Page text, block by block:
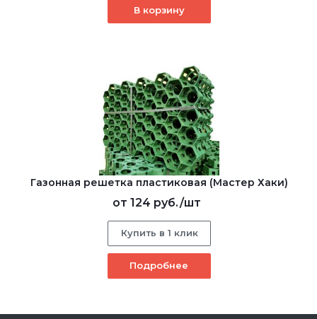
В корзину
Газонная решетка пластиковая (Мастер Хаки)
от 124 руб./шт
Купить в 1 клик
Подробнее